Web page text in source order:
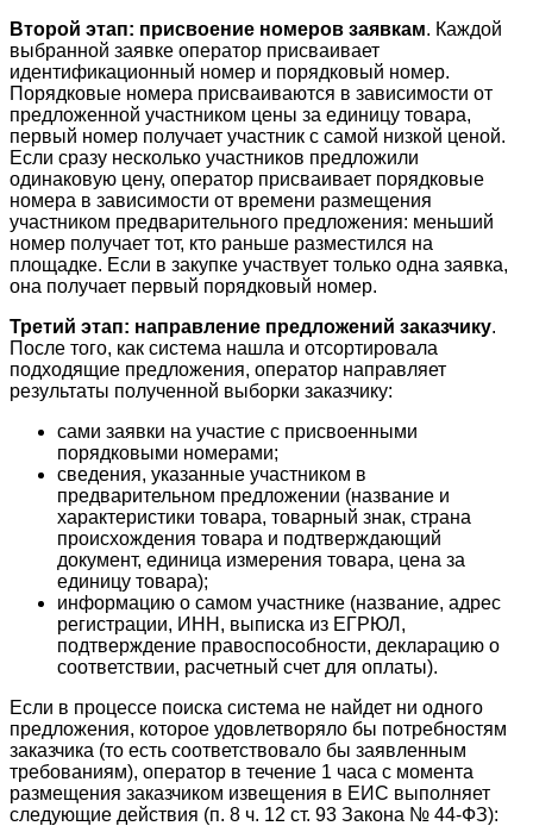
Второй этап: присвоение номеров заявкам. Каждой
выбранной заявке оператор присваивает
идентификационный номер и порядковый номер.
Порядковые номера присваиваются в зависимости от
предложенной участником цены за единицу товара,
первый номер получает участник с самой низкой ценой.
Если сразу несколько участников предложили
одинаковую цену, оператор присваивает порядковые
номера в зависимости от времени размещения
участником предварительного предложения: меньший
номер получает тот, кто раньше разместился на
площадке. Если в закупке участвует только одна заявка,
она получает первый порядковый номер.
Третий этап: направление предложений заказчику.
После того, как система нашла и отсортировала
подходящие предложения, оператор направляет
результаты полученной выборки заказчику:
сами заявки на участие с присвоенными
порядковыми номерами;
сведения, указанные участником в
предварительном предложении (название и
характеристики товара, товарный знак, страна
происхождения товара и подтверждающий
документ, единица измерения товара, цена за
единицу товара);
информацию о самом участнике (название, адрес
регистрации, ИНН, выписка из ЕГРЮЛ,
подтверждение правоспособности, декларацию о
соответствии, расчетный счет для оплаты).
Если в процессе поиска система не найдет ни одного
предложения, которое удовлетворяло бы потребностям
заказчика (то есть соответствовало бы заявленным
требованиям), оператор в течение 1 часа с момента
размещения заказчиком извещения в ЕИС выполняет
следующие действия (п. 8 ч. 12 ст. 93 Закона № 44-ФЗ):